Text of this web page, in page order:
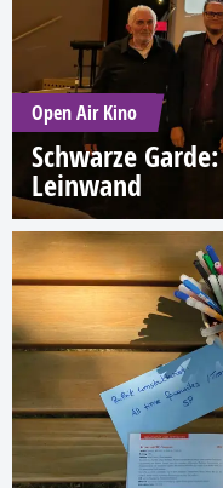
Open Air Kino
Schwarze
Leinwand